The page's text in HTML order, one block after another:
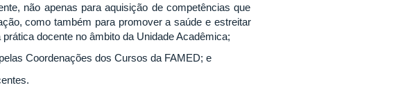
não apenas para aquisição de competências que
como também para promover a saúde e estreitar
docente no âmbito da Unidade Acadêmica;
Coordenações dos Cursos da FAMED; e